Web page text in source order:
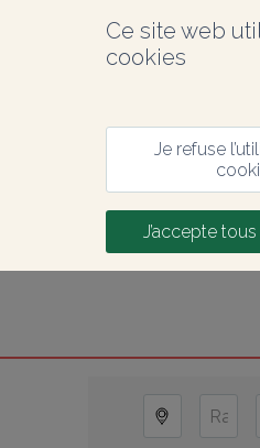
Ce site web
cookies
Je refuse
J’accepte